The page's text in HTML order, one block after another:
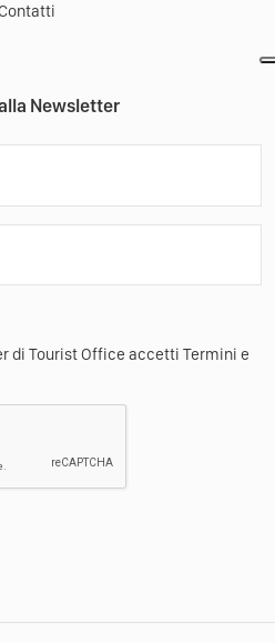
Newsletter
di Tourist Office accetti Termini e